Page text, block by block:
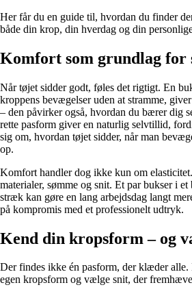
Her får du en guide til, hvordan du finder
både din krop, din hverdag og din
Komfort som grundlag for
Når tøjet sidder godt, føles det rigtigt. En
kroppens bevægelser uden at stramme,
– den påvirker også, hvordan du bærer dig
rette pasform giver en naturlig selvtillid,
sig om, hvordan tøjet sidder, når man
op.
Komfort handler dog ikke kun om
materialer, sømme og snit. Et par bukser i
stræk kan gøre en lang arbejdsdag langt
på kompromis med et professionelt udtryk.
Kend din kropsform – og
Der findes ikke én pasform, der klæder alle.
egen kropsform og vælge snit, der